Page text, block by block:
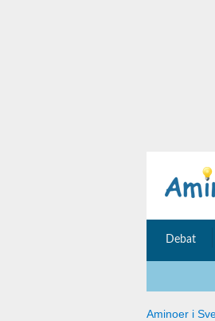
Debat
Aminoer i